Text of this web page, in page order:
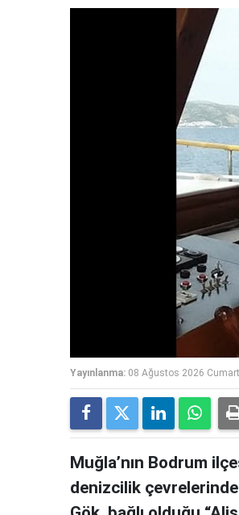
Yayınlanma: 08 Ağustos 2026
Muğla’nın Bodrum
denizcilik çevrelerinde